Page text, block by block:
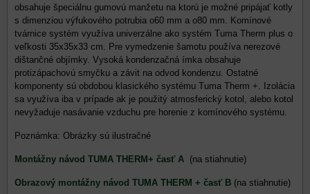
obsahuje špeciálnu gumovú manžetu na ktorú je možné pripájať kotly
s dimenziou výfukového potrubia o60 mm a o80 mm. Komínové
tvárnice systém využíva univerzálne ako systém Tuma Therm plus o
veľkosti 35x35x33 cm. Pre vymedzenie šamotu používa nerezové
dištančné objímky. Vysoká kondenzačná ímka obsahuje
protizápachovú smyčku a závit na odvod kondenzu. Ostatné
komponenty sú obdobou klasického systému Tuma Therm +. Izolácia
sa využíva iba v prípade ak je použitý atmosferický kotol, alebo kotol
nevyžaduje nasávanie vzduchu pre horenie z komínového systému.
Poznámka: Obrázky sú ilustračné
Montážny návod TUMA THERM+ časť A (na stiahnutie)
Obrazový montážny návod TUMA THERM + časť B (na stiahnutie)